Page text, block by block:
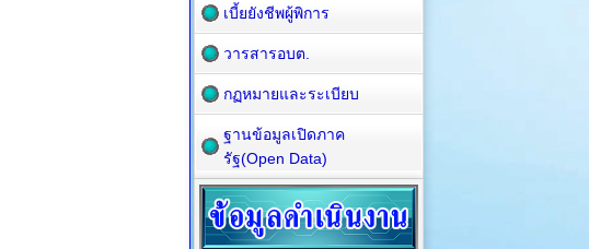
เบี้ยยังชีพผู้พิการ
วารสารอบต.
กฏหมายและระเบียบ
ฐานข้อมูลเปิดภาค
รัฐ(Open Data)